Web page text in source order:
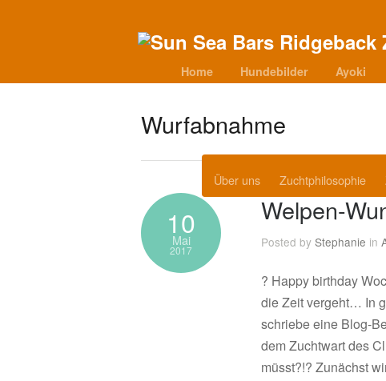
Home Hundebilder Ayoki
Über uns Zuchtphilosophie
Wurfabnahme
10
Mai
2017
Welpen-
Posted by Stephanie in
? Happy birthday
die Zeit vergeht… In
schriebe eine Blog-
dem Zuchtwart des
müsst?!? Zunächst